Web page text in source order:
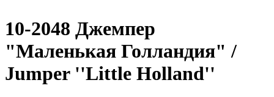
10-2048 Джемпер
"Маленькая Голландия" /
Jumper ''Little Holland''